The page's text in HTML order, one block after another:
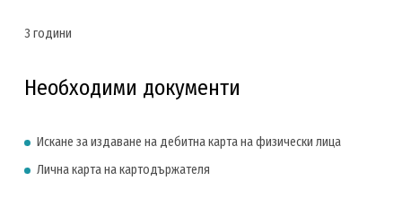
3 години
Необходими документи
Искане за издаване на дебитна карта на физически лица
Лична карта на картодържателя